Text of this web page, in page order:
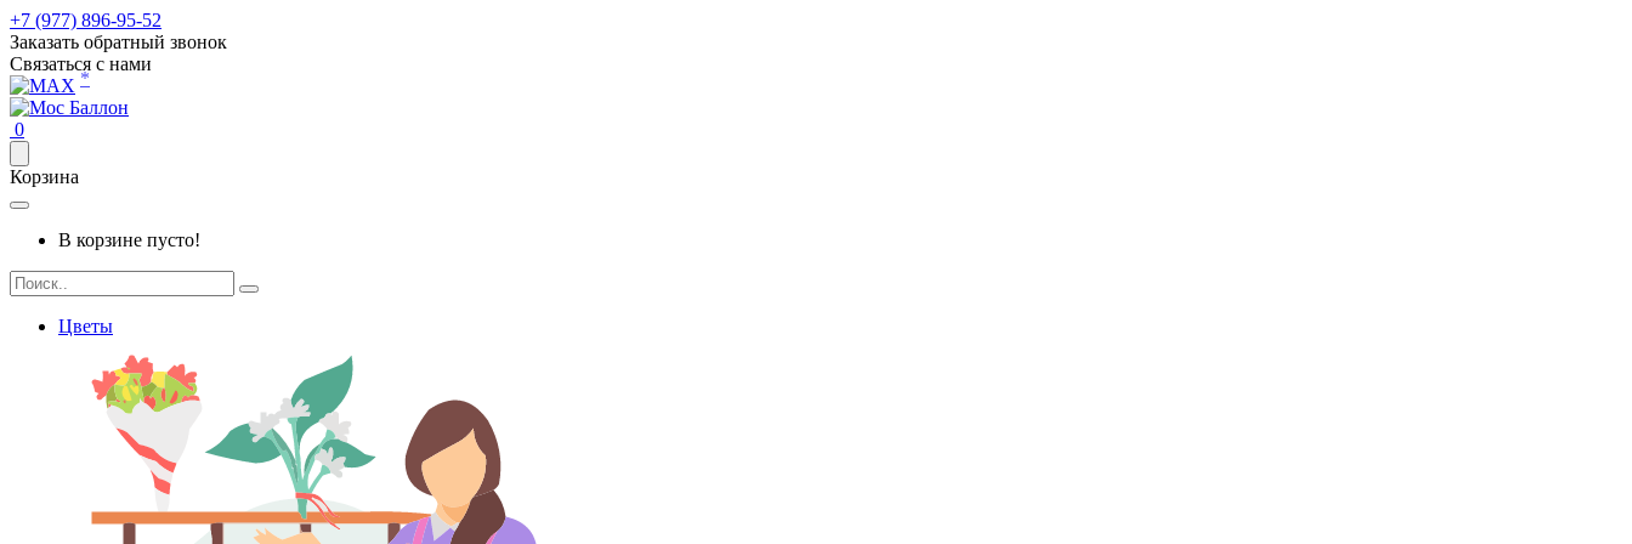
+7 (977) 896-95-52
Заказать обратный звонок
Связаться с нами
*
0
Корзина
В корзине пусто!
Цветы